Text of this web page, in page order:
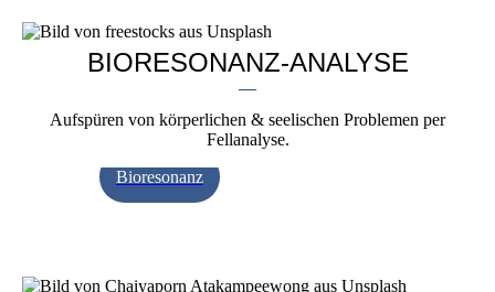
BIORESONANZ-ANALYSE
—
Aufspüren von körperlichen & seelischen Problemen per
Fellanalyse.
Bioresonanz